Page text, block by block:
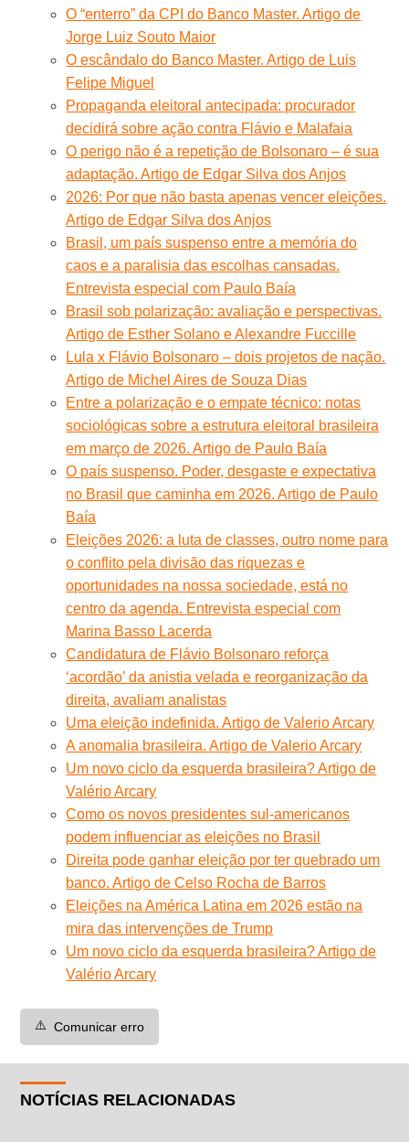
O “enterro” da CPI do Banco Master. Artigo de
Jorge Luiz Souto Maior
O escândalo do Banco Master. Artigo de Luis
Felipe Miguel
Propaganda eleitoral antecipada: procurador
decidirá sobre ação contra Flávio e Malafaia
O perigo não é a repetição de Bolsonaro – é sua
adaptação. Artigo de Edgar Silva dos Anjos
2026: Por que não basta apenas vencer eleições.
Artigo de Edgar Silva dos Anjos
Brasil, um país suspenso entre a memória do
caos e a paralisia das escolhas cansadas.
Entrevista especial com Paulo Baía
Brasil sob polarização: avaliação e perspectivas.
Artigo de Esther Solano e Alexandre Fuccille
Lula x Flávio Bolsonaro – dois projetos de nação.
Artigo de Michel Aires de Souza Dias
Entre a polarização e o empate técnico: notas
sociológicas sobre a estrutura eleitoral brasileira
em março de 2026. Artigo de Paulo Baía
O país suspenso. Poder, desgaste e expectativa
no Brasil que caminha em 2026. Artigo de Paulo
Baía
Eleições 2026: a luta de classes, outro nome para
o conflito pela divisão das riquezas e
oportunidades na nossa sociedade, está no
centro da agenda. Entrevista especial com
Marina Basso Lacerda
Candidatura de Flávio Bolsonaro reforça
‘acordão’ da anistia velada e reorganização da
direita, avaliam analistas
Uma eleição indefinida. Artigo de Valerio Arcary
A anomalia brasileira. Artigo de Valerio Arcary
Um novo ciclo da esquerda brasileira? Artigo de
Valério Arcary
Como os novos presidentes sul-americanos
podem influenciar as eleições no Brasil
Direita pode ganhar eleição por ter quebrado um
banco. Artigo de Celso Rocha de Barros
Eleições na América Latina em 2026 estão na
mira das intervenções de Trump
Um novo ciclo da esquerda brasileira? Artigo de
Valério Arcary
⚠️ Comunicar erro
NOTÍCIAS RELACIONADAS